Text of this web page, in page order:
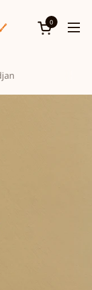
Ouvrir le
0